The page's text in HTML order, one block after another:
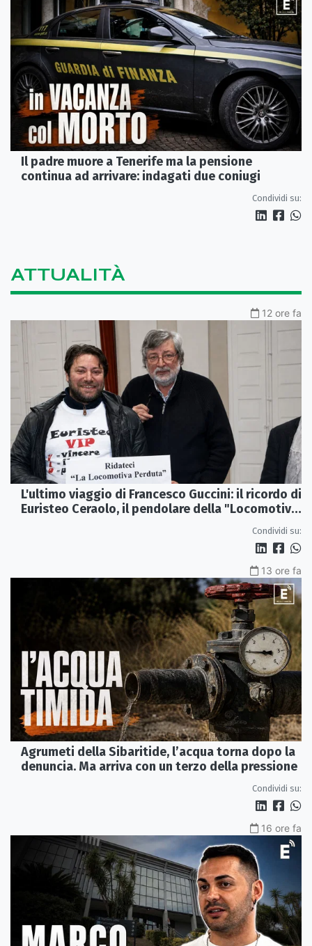
Il padre muore a Tenerife ma la pensione
continua ad arrivare: indagati due coniugi
Condividi su:
ATTUALITÀ
12 ore fa
L'ultimo viaggio di Francesco Guccini: il ricordo di
Euristeo Ceraolo, il pendolare della "Locomotiva
Condividi su:
13 ore fa
Agrumeti della Sibaritide, l’acqua torna dopo la
denuncia. Ma arriva con un terzo della pressione
Condividi su:
16 ore fa